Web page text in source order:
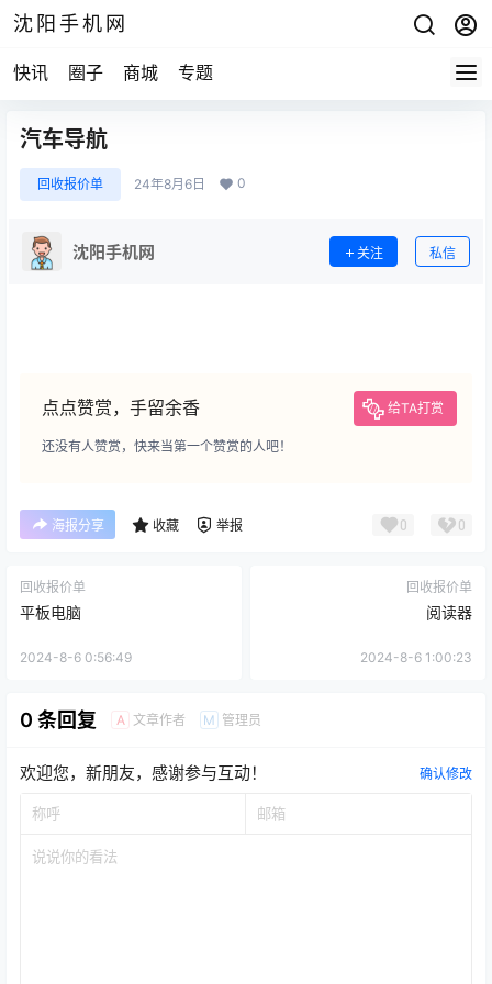
沈阳手机网
快讯 圈子 商城 专题
汽车导航
回收报价单 24年8月6日 0
沈阳手机网 关注 私信
点点赞赏，手留余香 给TA打赏
还没有人赞赏，快来当第一个赞赏的人吧！
海报分享 收藏 举报 0 0
回收报价单
平板电脑
2024-8-6 0:56:49
回收报价单
阅读器
2024-8-6 1:00:23
0 条回复 A 文章作者 M 管理员
欢迎您，新朋友，感谢参与互动！ 确认修改